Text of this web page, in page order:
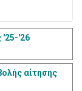
'25-'26
αίτησης